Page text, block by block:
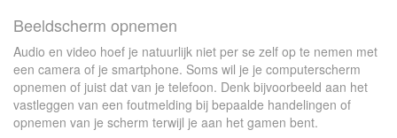
Beeldscherm opnemen
Audio en video hoef je natuurlijk niet per se zelf op te nemen met
een camera of je smartphone. Soms wil je je computerscherm
opnemen of juist dat van je telefoon. Denk bijvoorbeeld aan het
vastleggen van een foutmelding bij bepaalde handelingen of
opnemen van je scherm terwijl je aan het gamen bent.